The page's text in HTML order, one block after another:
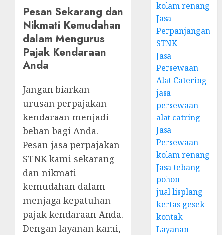
Pesan Sekarang dan
Nikmati Kemudahan
dalam Mengurus
Pajak Kendaraan
Anda
Jangan biarkan
urusan perpajakan
kendaraan menjadi
beban bagi Anda.
Pesan jasa perpajakan
STNK kami sekarang
dan nikmati
kemudahan dalam
menjaga kepatuhan
pajak kendaraan Anda.
Dengan layanan kami,
kolam renang
Jasa
Perpanjangan
STNK
Jasa
Persewaan
Alat Catering
jasa
persewaan
alat catring
Jasa
Persewaan
kolam renang
Jasa tebang
pohon
jual lisplang
kertas gesek
kontak
Layanan